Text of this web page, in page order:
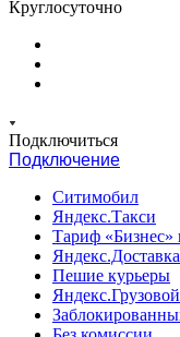
Круглосуточно
Подключиться
Подключение
Ситимобил
Яндекс.Такси
Тариф «Бизнес»
Яндекс.Доставка
Пешие курьеры
Яндекс.Грузовой